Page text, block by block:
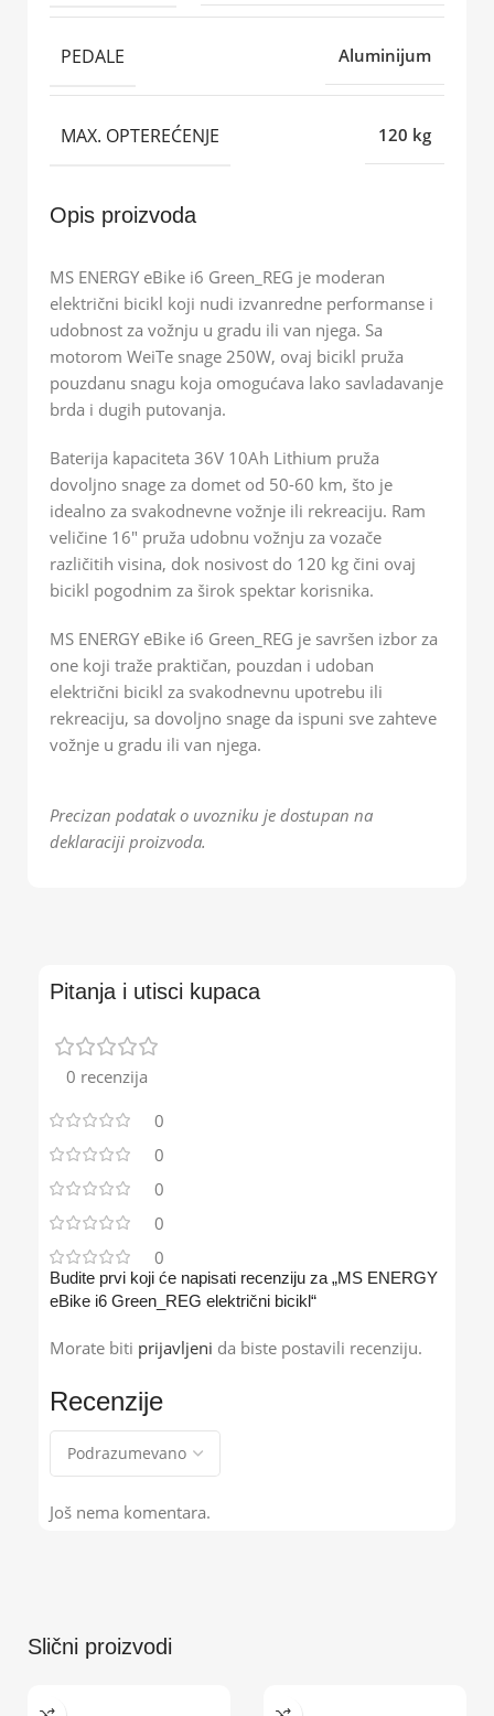
PEDALE Aluminijum
MAX. OPTEREĆENJE 120 kg
Opis proizvoda
MS ENERGY eBike i6 Green_REG je moderan
električni bicikl koji nudi izvanredne performanse i
udobnost za vožnju u gradu ili van njega. Sa
motorom WeiTe snage 250W, ovaj bicikl pruža
pouzdanu snagu koja omogućava lako savladavanje
brda i dugih putovanja.
Baterija kapaciteta 36V 10Ah Lithium pruža
dovoljno snage za domet od 50-60 km, što je
idealno za svakodnevne vožnje ili rekreaciju. Ram
veličine 16″ pruža udobnu vožnju za vozače
različitih visina, dok nosivost do 120 kg čini ovaj
bicikl pogodnim za širok spektar korisnika.
MS ENERGY eBike i6 Green_REG je savršen izbor za
one koji traže praktičan, pouzdan i udoban
električni bicikl za svakodnevnu upotrebu ili
rekreaciju, sa dovoljno snage da ispuni sve zahteve
vožnje u gradu ili van njega.
Precizan podatak o uvozniku je dostupan na
deklaraciji proizvoda.
Pitanja i utisci kupaca
0 recenzija
0
0
0
0
0
Recenzije
Još nema komentara.
Budite prvi koji će napisati recenziju za „MS ENERGY
eBike i6 Green_REG električni bicikl“
Morate biti prijavljeni da biste postavili recenziju.
Slični proizvodi